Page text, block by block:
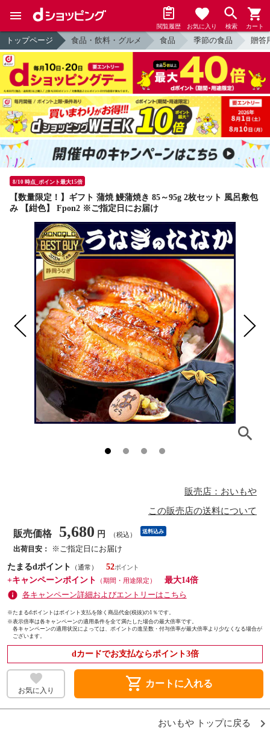
閲覧履歴 お気に入り 検索 カート
トップページ 食品・飲料・グルメ 食品 季節の食品 贈答
8/10 時点_ポイント最大15倍
【数量限定！】ギフト 蒲焼 鰻蒲焼き 85～95g 2枚セット 風呂敷包
み 【紺色】 Fpon2 ※ご指定日にお届け
販売店：おいもや
この販売店の送料について
販売価格 5,680 円 （税込） 送料込み
出荷目安：
※ご指定日にお届け
たまるdポイント
（通常）
52
+キャンペーンポイント
（期間・用途限定）
最大14倍
各キャンペーン詳細およびエントリーはこちら
※たまるdポイントはポイント支払を除く商品代金(税抜)の1％です。
※表示倍率は各キャンペーンの適用条件を全て満たした場合の最大倍率です。
各キャンペーンの適用状況によっては、ポイントの進呈数・付与倍率が最大倍率より少なくなる場合が
ございます。
dカードでお支払ならポイント3倍
お気に入り shopping_cart カートに入れる
おいもや トップに戻る